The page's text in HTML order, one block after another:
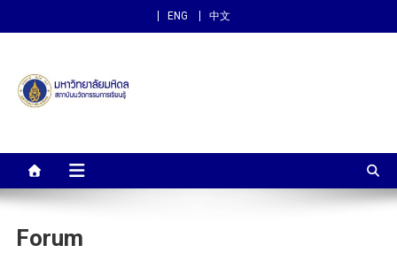
ENG 中文
สถาบันนวัตกรรมการเรียนรู้
Forum